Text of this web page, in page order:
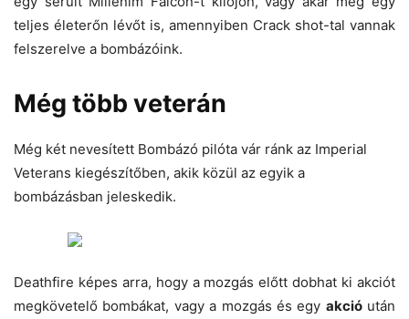
teljes életerőn lévőt is, amennyiben Crack shot-tal vannak
felszerelve a bombázóink.
Még több veterán
Még két nevesített Bombázó pilóta vár ránk az Imperial
Veterans kiegészítőben, akik közül az egyik a
bombázásban jeleskedik.
Deathfire képes arra, hogy a mozgás előtt dobhat ki akciót
megkövetelő bombákat, vagy a mozgás és egy akcióután